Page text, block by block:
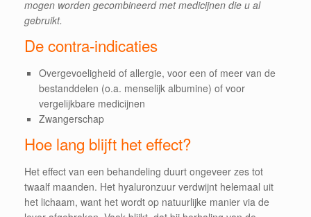
mogen worden gecombineerd met medicijnen die u al
gebruikt.
De contra-indicaties
Overgevoeligheid of allergie, voor een of meer van de
bestanddelen (o.a. menselijk albumine) of voor
vergelijkbare medicijnen
Zwangerschap
Hoe lang blijft het effect?
Het effect van een behandeling duurt ongeveer zes tot
twaalf maanden. Het hyaluronzuur verdwijnt helemaal uit
het lichaam, want het wordt op natuurlijke manier via de